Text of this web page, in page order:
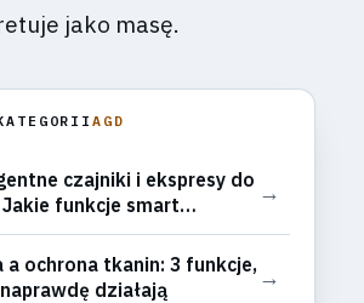
jako masę.
AGD
czajniki i ekspresy do
funkcje smart
ułatwiają życie, a
gadżet?
→
a ochrona tkanin: 3 funkcje,
działają
→